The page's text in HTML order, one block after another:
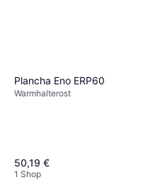
Plancha Eno ERP60
Warmhalterost
50,19 €
1 Shop